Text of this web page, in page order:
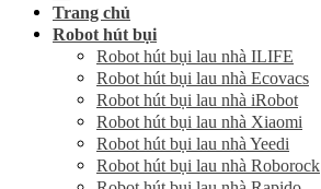
Trang chủ
Robot hút bụi
Robot hút bụi lau nhà ILIFE
Robot hút bụi lau nhà Ecovacs
Robot hút bụi lau nhà iRobot
Robot hút bụi lau nhà Xiaomi
Robot hút bụi lau nhà Yeedi
Robot hút bụi lau nhà Roborock